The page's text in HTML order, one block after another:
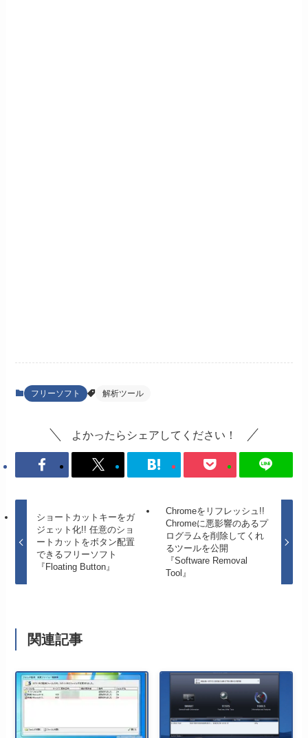
フリーソフト 解析ツール
よかったらシェアしてください！
ショートカットキーをガ
ジェット化!! 任意のショ
ートカットをボタン配置
できるフリーソフト
『Floating Button』
Chromeをリフレッシュ!!
Chromeに悪影響のあるプ
ログラムを削除してくれ
るツールを公開
『Software Removal
Tool』
関連記事